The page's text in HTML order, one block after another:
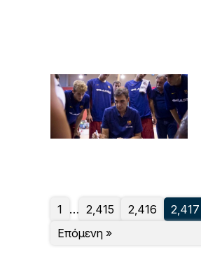
1 … 2,415 2,416 2,417
Επόμενη »